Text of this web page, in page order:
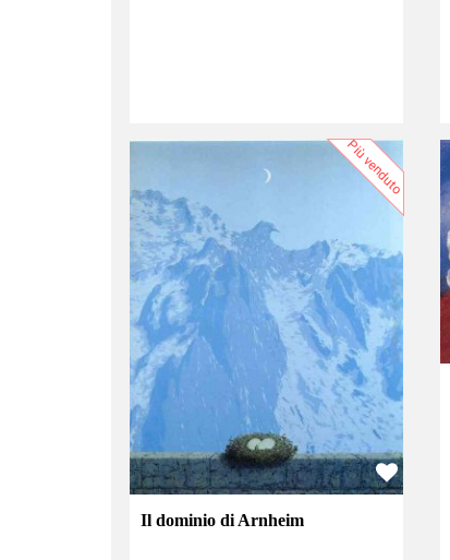
Più venduto
Il dominio di Arnheim